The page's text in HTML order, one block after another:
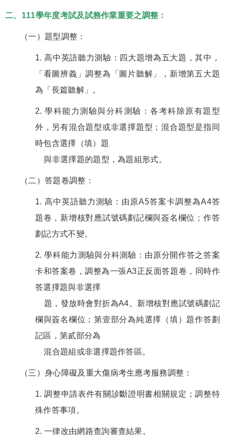
二、111學年度考試及試務作業重要之調整：
（一）題型調整：
1. 高中英語聽力測驗：四大題增為五大題，其中，
「看圖辨義」調整為「圖片聽解」，新增第五大題
為「長篇聽解」。
2. 學科能力測驗與分科測驗：各考科除原有題型
外，另有混合題型或非選擇題型；混合題型是指同
時包含選擇（填）題
與非選擇題的題型，為題組形式。
（二）答題卷調整：
1. 高中英語聽力測驗：由原A5答案卡調整為A4答
題卷，新增核對應試號碼劃記欄與簽名欄位；作答
劃記方式不變。
2. 學科能力測驗與分科測驗：由原分開作答之答案
卡和答案卷，調整為一張A3正反面答題卷，同時作
答選擇題與非選擇
題，發放時會對折為A4。新增核對應試號碼劃記
欄與簽名欄位；第壹部分為純選擇（填）題作答劃
記區，第貳部分為
混合題組或非選擇題作答區。
（三）身心障礙及重大傷病考生應考服務調整：
1. 調整申請表件有關診斷證明書相關規定；調整特
殊作答事項。
2. 一律改由網路查詢審查結果。